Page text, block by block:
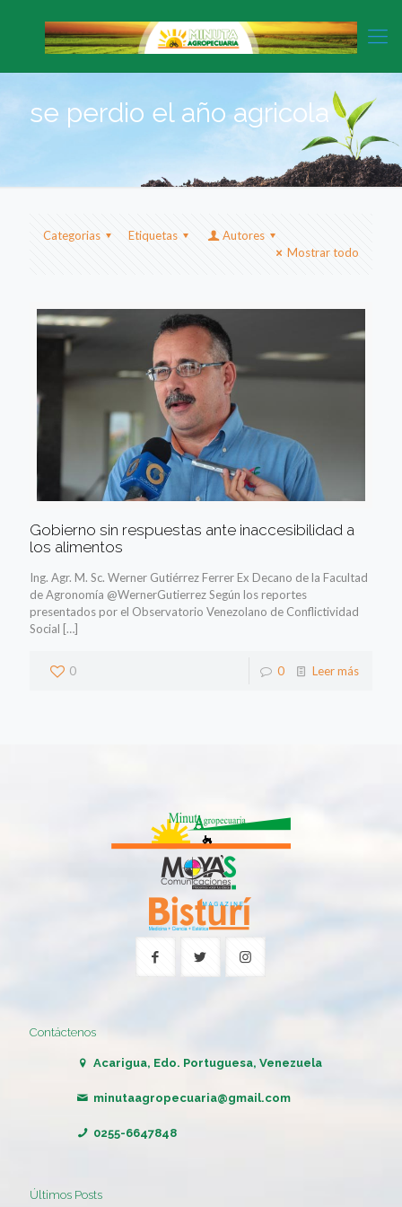
se perdio el año agricola
Categorias Etiquetas
Autores
Mostrar todo
Gobierno sin respuestas ante inaccesibilidad a
los alimentos
Ing. Agr. M. Sc. Werner Gutiérrez Ferrer Ex Decano de la Facultad
de Agronomía @WernerGutierrez Según los reportes
presentados por el Observatorio Venezolano de Conflictividad
Social […]
0 0 Leer más
Contáctenos
Acarigua, Edo. Portuguesa, Venezuela
minutaagropecuaria@gmail.com
0255-6647848
Últimos Posts